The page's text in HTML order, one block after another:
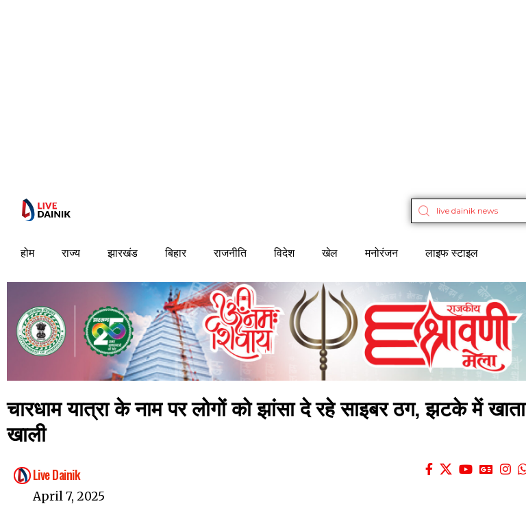
होम राज्य झारखंड बिहार राजनीति विदेश खेल मनोरंजन लाइफ स्टाइल
चारधाम यात्रा के नाम पर लोगों को झांसा दे रहे साइबर ठग, झटके में खाता
खाली
Live Dainik
April 7, 2025